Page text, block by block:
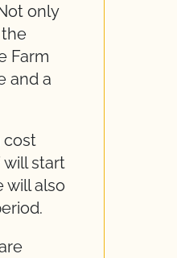
only
Farm
and a
cost
will start
will also